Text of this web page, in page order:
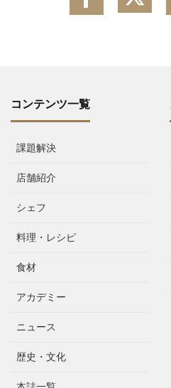
コンテンツ一覧
課題解決
店舗紹介
シェフ
料理・レシピ
食材
アカデミー
ニュース
歴史・文化